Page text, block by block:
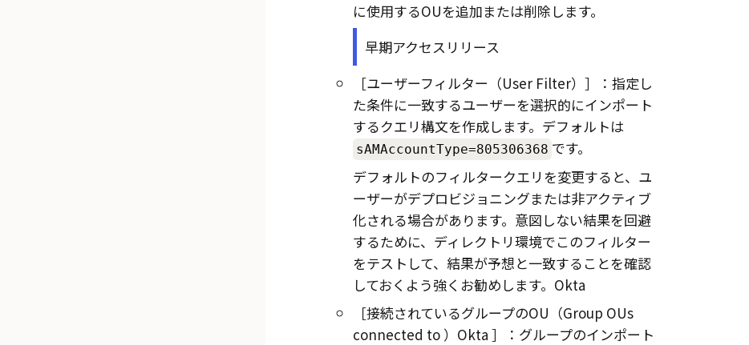
に使用するOUを追加または削除します。
早期アクセスリリース
ユーザーフィルター（User Filter）
：指定し
た条件に一致するユーザーを選択的にインポート
するクエリ構文を作成します。デフォルトは
sAMAccountType=805306368 です。
デフォルトのフィルタークエリを変更すると、ユ
ーザーがデプロビジョニングまたは非アクティブ
化される場合があります。意図しない結果を回避
するために、ディレクトリ環境でこのフィルター
をテストして、結果が予想と一致することを確認
しておくよう強くお勧めします。 Okta
接続されているグループのOU（Group OUs
connected to ） Okta
：グループのインポート